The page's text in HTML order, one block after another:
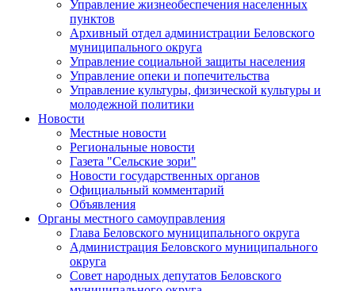
Управление жизнеобеспечения населенных
пунктов
Архивный отдел администрации Беловского
муниципального округа
Управление социальной защиты населения
Управление опеки и попечительства
Управление культуры, физической культуры и
молодежной политики
Новости
Местные новости
Региональные новости
Газета "Сельские зори"
Новости государственных органов
Официальный комментарий
Объявления
Органы местного самоуправления
Глава Беловского муниципального округа
Администрация Беловского муниципального
округа
Совет народных депутатов Беловского